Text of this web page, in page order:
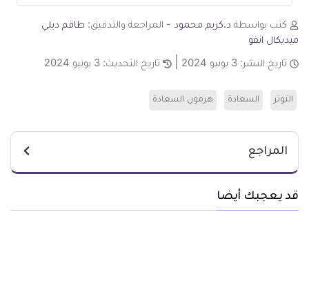
كتب بواسطة د.كريم محمود - المراجعة والتدقيق: طاقم ديلي
ميديكال انفو
تاريخ النشر: 3 يونيو 2024 تاريخ التحديث: 3 يونيو 2024
التوتر السعادة هرمون السعادة
المراجع
قد يعجبك أيضا